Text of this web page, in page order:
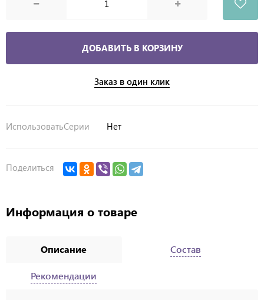
ДОБАВИТЬ В КОРЗИНУ
Заказ в один клик
ИспользоватьСерии Нет
Поделиться
Информация о товаре
Описание Состав
Рекомендации